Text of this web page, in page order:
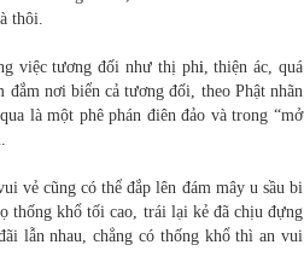
thôi.
việc tương đối như thị phi, thiện ác, quá
nơi biển cả tương đối, theo Phật nhãn
là một phê phán điên đảo và trong “mở
vẻ cũng có thể đắp lên đám mây u sầu bi
thống khổ tối cao, trái lại kẻ đã chịu đựng
lẫn nhau, chẳng có thống khổ thì an vui